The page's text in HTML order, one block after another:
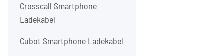
Crosscall Smartphone
Ladekabel
Cubot Smartphone Ladekabel